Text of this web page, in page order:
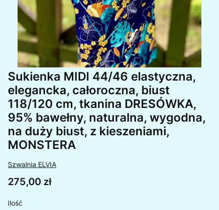
Sukienka MIDI 44/46 elastyczna,
elegancka, całoroczna, biust
118/120 cm, tkanina DRESÓWKA,
95% bawełny, naturalna, wygodna,
na duży biust, z kieszeniami,
MONSTERA
Szwalnia ELVIA
Cena
275,00 zł
Ilość